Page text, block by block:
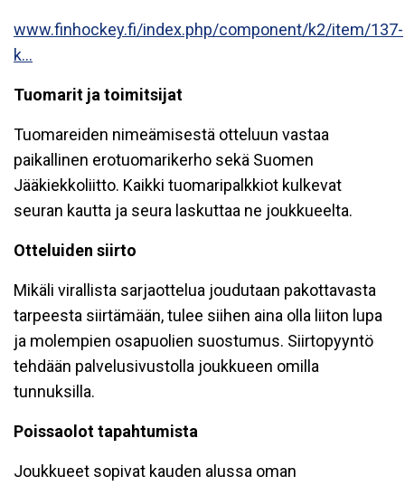
www.finhockey.fi/index.php/component/k2/item/137-
k...
Tuomarit ja toimitsijat
Tuomareiden nimeämisestä otteluun vastaa
paikallinen erotuomarikerho sekä Suomen
Jääkiekkoliitto. Kaikki tuomaripalkkiot kulkevat
seuran kautta ja seura laskuttaa ne joukkueelta.
Otteluiden siirto
Mikäli virallista sarjaottelua joudutaan pakottavasta
tarpeesta siirtämään, tulee siihen aina olla liiton lupa
ja molempien osapuolien suostumus. Siirtopyyntö
tehdään palvelusivustolla joukkueen omilla
tunnuksilla.
Poissaolot tapahtumista
Joukkueet sopivat kauden alussa oman